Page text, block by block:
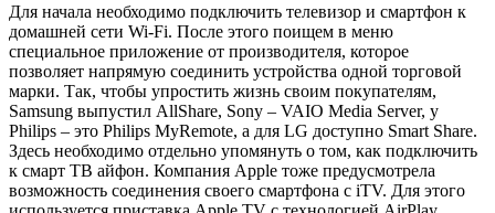
Для начала необходимо подключить телевизор и смартфон к
домашней сети Wi-Fi. После этого поищем в меню
специальное приложение от производителя, которое
позволяет напрямую соединить устройства одной торговой
марки. Так, чтобы упростить жизнь своим покупателям,
Samsung выпустил AllShare, Sony – VAIO Media Server, у
Philips – это Philips MyRemote, а для LG доступно Smart Share.
Здесь необходимо отдельно упомянуть о том, как подключить
к смарт ТВ айфон. Компания Apple тоже предусмотрела
возможность соединения своего смартфона с iTV. Для этого